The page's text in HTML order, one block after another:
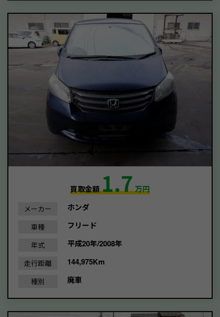
買取金額1.7万円
メーカー ホンダ
車種 フリード
年式 平成20年/2008年
走行距離 144,975Km
種別 廃車